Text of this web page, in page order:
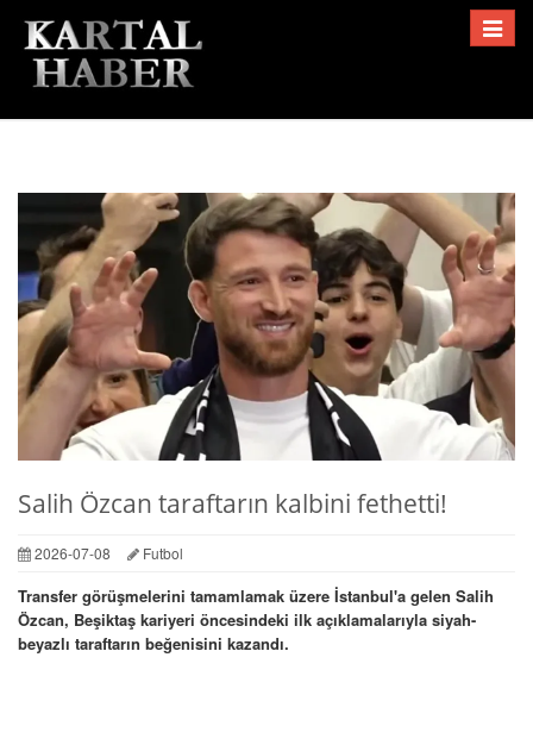
Toggle
Salih Özcan taraftarın kalbini fethetti!
2026-07-08 Futbol
Transfer görüşmelerini tamamlamak üzere İstanbul'a gelen Salih
Özcan, Beşiktaş kariyeri öncesindeki ilk açıklamalarıyla siyah-
beyazlı taraftarın beğenisini kazandı.